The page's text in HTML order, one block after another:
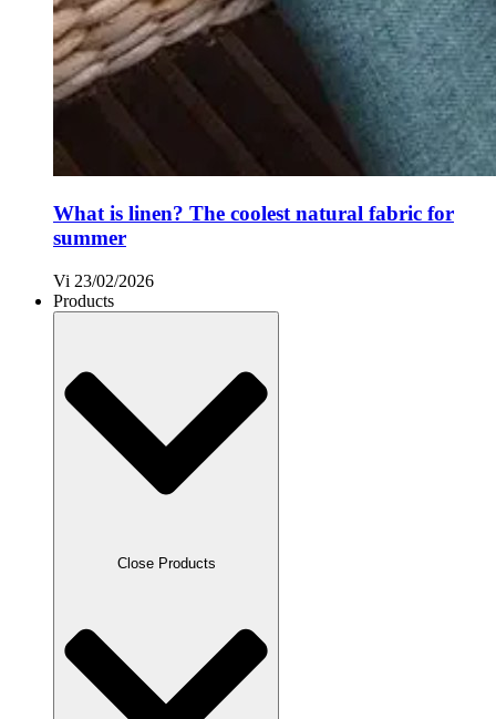
What is linen? The coolest natural fabric for
summer
Vi 23/02/2026
Products
Close Products